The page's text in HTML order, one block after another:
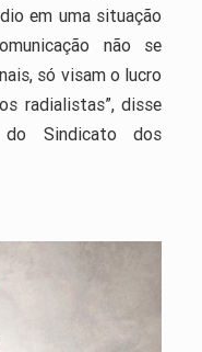
em uma situação
não se
só visam o lucro
radialistas”, disse
do Sindicato dos